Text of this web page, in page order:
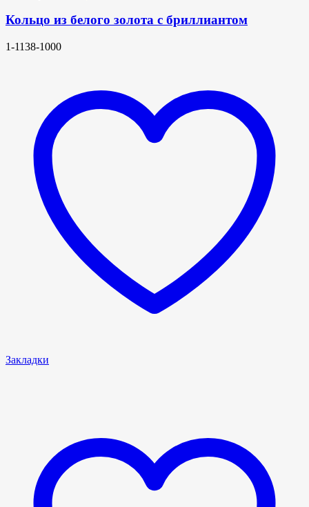
Кольцо из белого золота с бриллиантом
1-1138-1000
Закладки